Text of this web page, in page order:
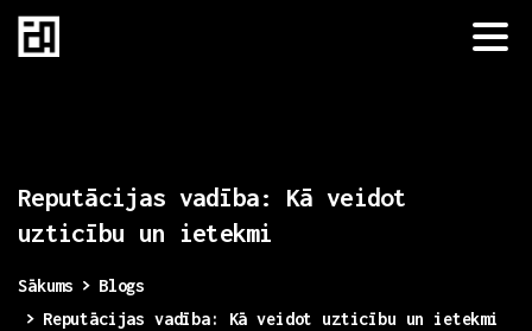
Reputācijas vadība: Kā veidot
uzticību un ietekmi
Sākums
Blogs
Reputācijas vadība: Kā veidot uzticību un ietekmi